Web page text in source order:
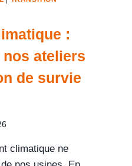
:
nos ateliers
de survie
climatique ne